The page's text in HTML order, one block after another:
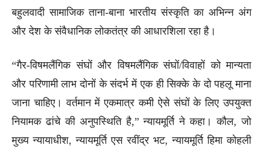
बहुलवादी सामाजिक ताना-बाना भारतीय संस्कृति का अभिन्न अंग
और देश के संवैधानिक लोकतंत्र की आधारशिला रहा है।
“गैर-विषमलैंगिक संघों और विषमलैंगिक संघों/विवाहों को मान्यता
और परिणामी लाभ दोनों के संदर्भ में एक ही सिक्के के दो पहलू माना
जाना चाहिए। वर्तमान में एकमात्र कमी ऐसे संघों के लिए उपयुक्त
नियामक ढांचे की अनुपस्थिति है,” न्यायमूर्ति ने कहा। कौल, जो
मुख्य न्यायाधीश, न्यायमूर्ति एस रवींद्र भट, न्यायमूर्ति हिमा कोहली